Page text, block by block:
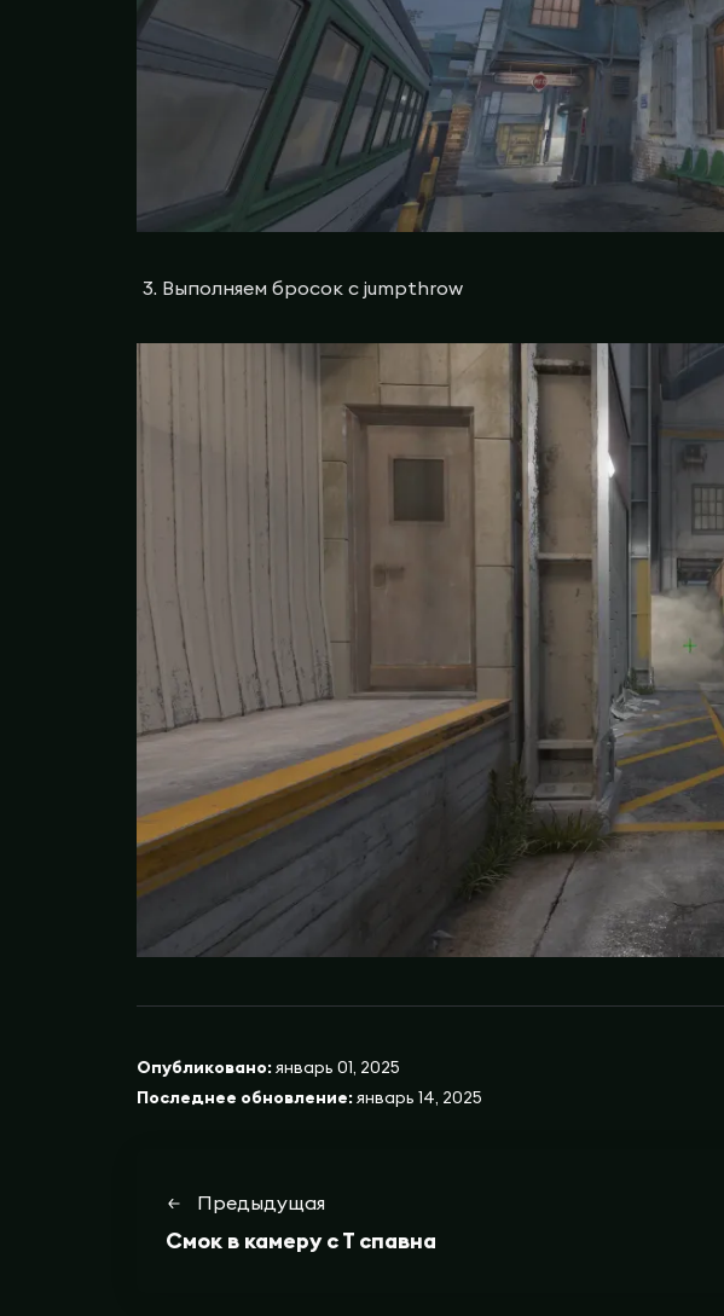
Выполняем бросок с jumpthrow
Опубликовано:январь 01, 2025
Последнее обновление:январь 14, 2025
Предыдущая
Смок в камеру с Т спавна